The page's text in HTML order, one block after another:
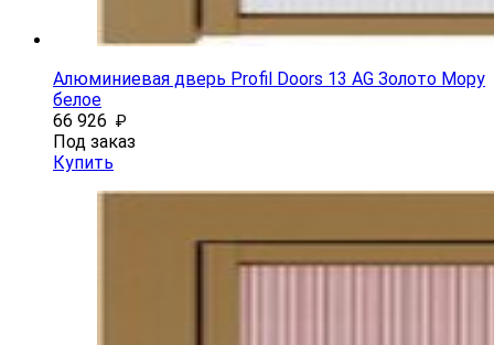
Алюминиевая дверь Profil Doors 13 AG Золото Мору
белое
66 926 ₽
Под заказ
Купить